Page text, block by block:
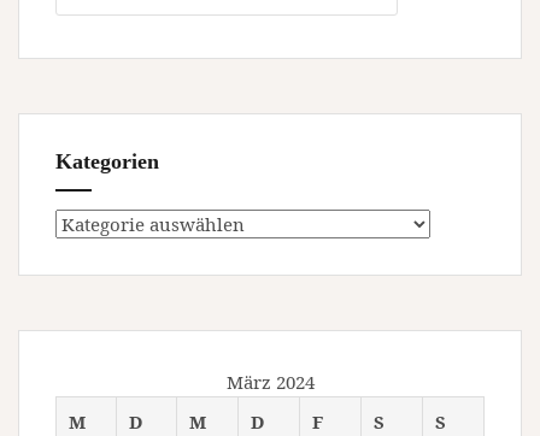
Kategorien
Kategorien
März 2024
M
D M D F S S